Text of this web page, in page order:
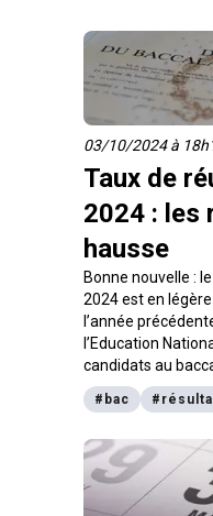
03/10/2024 à
Taux de
2024 : les
hausse
Bonne nouvelle :
2024 est en
l’année
l’Education
candidats au
leur diplôme
cela de plus près !
# bac #